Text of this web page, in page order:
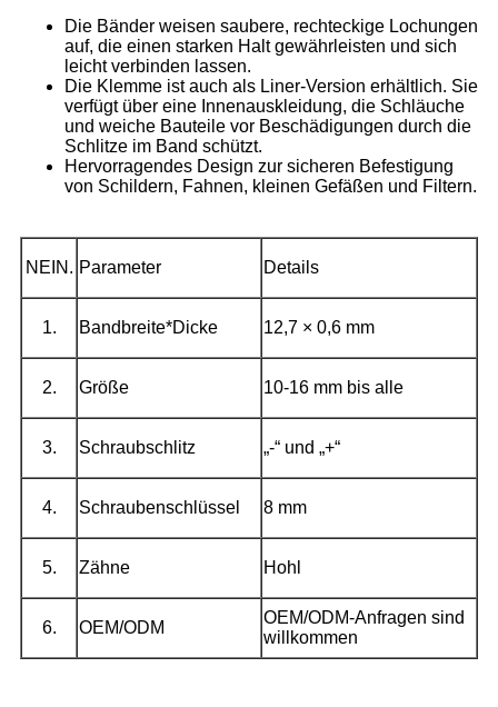
Die Bänder weisen saubere, rechteckige Lochungen
auf, die einen starken Halt gewährleisten und sich
leicht verbinden lassen.
Die Klemme ist auch als Liner-Version erhältlich. Sie
verfügt über eine Innenauskleidung, die Schläuche
und weiche Bauteile vor Beschädigungen durch die
Schlitze im Band schützt.
Hervorragendes Design zur sicheren Befestigung
von Schildern, Fahnen, kleinen Gefäßen und Filtern.
NEIN. Parameter Details
1. Bandbreite*Dicke 12,7 × 0,6 mm
2. Größe 10-16 mm bis alle
3. Schraubschlitz „-“ und „+“
4. Schraubenschlüssel 8 mm
5. Zähne Hohl
6. OEM/ODM
OEM/ODM-Anfragen sind
willkommen